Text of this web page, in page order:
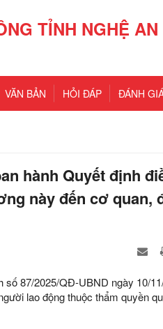
TỈNH NGHỆ AN
VĂN BẢN HỎI ĐÁP ĐÁNH
hành Quyết định
này đến cơ quan,
số 87/2025/QĐ-UBND ngày 10/
lao động thuộc thẩm quyền